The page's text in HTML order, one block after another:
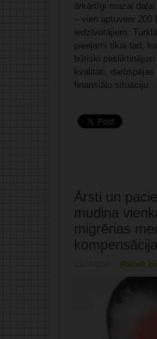
ārkārtīgi mazai
– vien aptuveni 200
iedzīvotājiem.
pieejami tikai tad,
būtiski
kvalitāti, darbspējas
finansiālo situāciju.
Ārsti un
mudina
migrēnas
Rakstīt